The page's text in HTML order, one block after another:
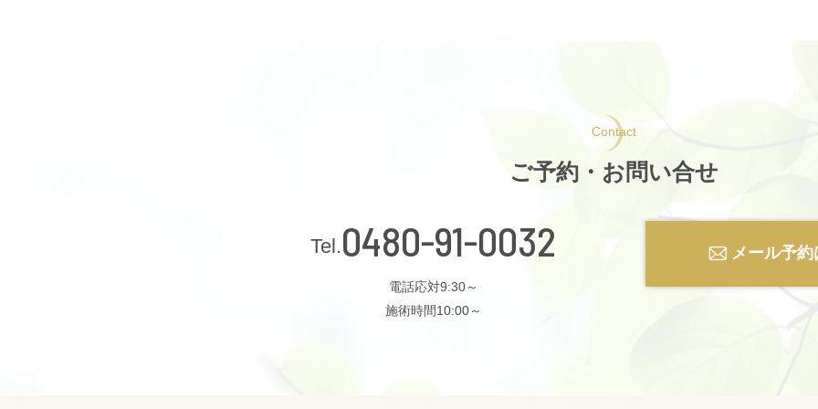
Contact
ご予約・お問い合せ
0480-91-0032
電話応対9:30～
施術時間10:00～
メール予